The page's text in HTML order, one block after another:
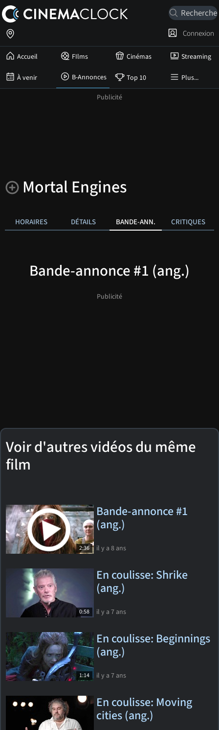
Accueil FIlms Cinémas Streaming
À venir B-Annonces Top 10 Plus...
Connexion
Mortal Engines
HORAIRES DÉTAILS BANDE-ANN. CRITIQUES
Bande-annonce #1 (ang.)
Voir d'autres vidéos du même
film
2:36
Bande-annonce #1
(ang.)
il y a 8 ans
0:58
En coulisse: Shrike
(ang.)
il y a 7 ans
1:14
En coulisse: Beginnings
(ang.)
il y a 7 ans
En coulisse: Moving
cities (ang.)